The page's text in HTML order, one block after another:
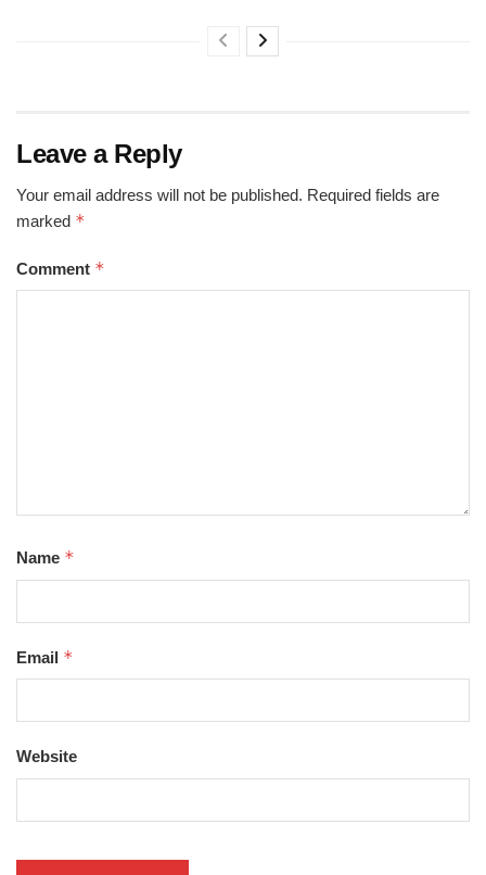
Leave a Reply
Your email address will not be published. Required fields are
marked *
Comment *
Name *
Email *
Website